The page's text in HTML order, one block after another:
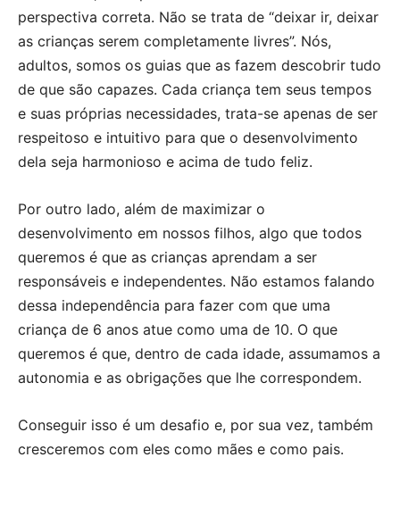
perspectiva correta. Não se trata de “deixar ir, deixar
as crianças serem completamente livres”. Nós,
adultos, somos os guias que as fazem descobrir tudo
de que são capazes. Cada criança tem seus tempos
e suas próprias necessidades, trata-se apenas de ser
respeitoso e intuitivo para que o desenvolvimento
dela seja harmonioso e acima de tudo feliz.
Por outro lado, além de maximizar o
desenvolvimento em nossos filhos, algo que todos
queremos é que as crianças aprendam a ser
responsáveis e independentes. Não estamos falando
dessa independência para fazer com que uma
criança de 6 anos atue como uma de 10. O que
queremos é que, dentro de cada idade, assumamos a
autonomia e as obrigações que lhe correspondem.
Conseguir isso é um desafio e, por sua vez, também
cresceremos com eles como mães e como pais.